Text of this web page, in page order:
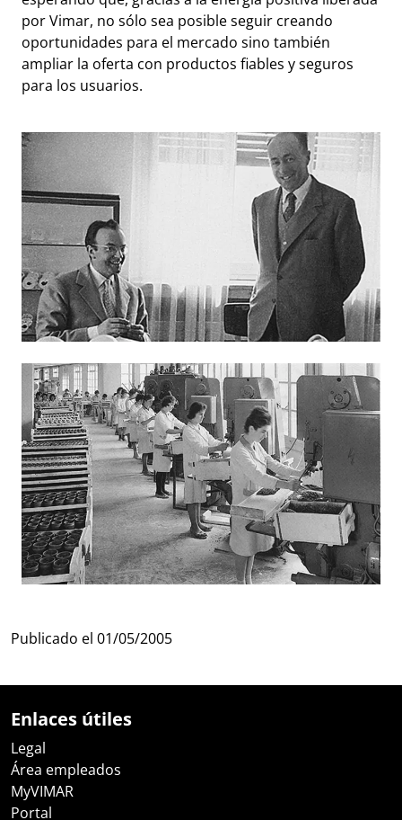
por Vimar, no sólo sea posible seguir creando
oportunidades para el mercado sino también
ampliar la oferta con productos fiables y seguros
para los usuarios.
Publicado el 01/05/2005
Enlaces útiles
Legal
Área empleados
MyVIMAR
Portal